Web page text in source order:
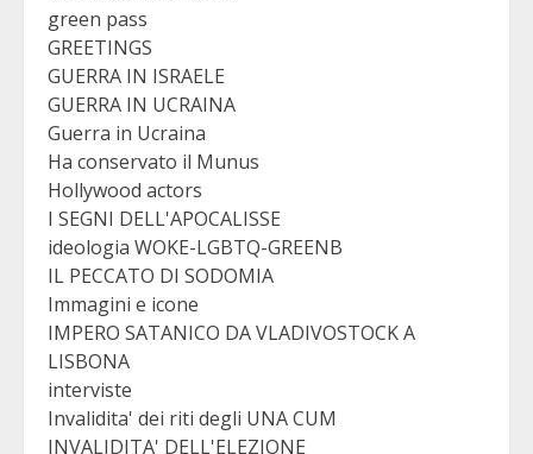
green pass
GREETINGS
GUERRA IN ISRAELE
GUERRA IN UCRAINA
Guerra in Ucraina
Ha conservato il Munus
Hollywood actors
I SEGNI DELL'APOCALISSE
ideologia WOKE-LGBTQ-GREENB
IL PECCATO DI SODOMIA
Immagini e icone
IMPERO SATANICO DA VLADIVOSTOCK A
LISBONA
interviste
Invalidita' dei riti degli UNA CUM
INVALIDITA' DELL'ELEZIONE